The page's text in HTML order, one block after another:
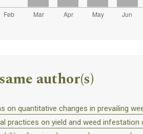
author(s)
on quantitative changes in prevailing
practices on yield and weed infestation